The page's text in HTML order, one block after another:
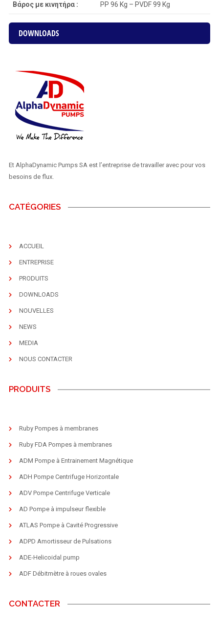
Βάρος με κινητήρα : PP 96 Kg – PVDF 99 Kg
DOWNLOADS
Et AlphaDynamic Pumps SA est l’entreprise de travailler avec pour vos
besoins de flux.
CATÉGORIES
ACCUEIL
ENTREPRISE
PRODUITS
DOWNLOADS
NOUVELLES
NEWS
MEDIA
NOUS CONTACTER
PRODUITS
Ruby Pompes à membranes
Ruby FDA Pompes à membranes
ADM Pompe à Entrainement Magnétique
ADH Pompe Centrifuge Horizontale
ADV Pompe Centrifuge Verticale
AD Pompe à impulseur flexible
ATLAS Pompe à Cavité Progressive
ADPD Amortisseur de Pulsations
ADE-Helicoidal pump
ADF Débitmètre à roues ovales
CONTACTER